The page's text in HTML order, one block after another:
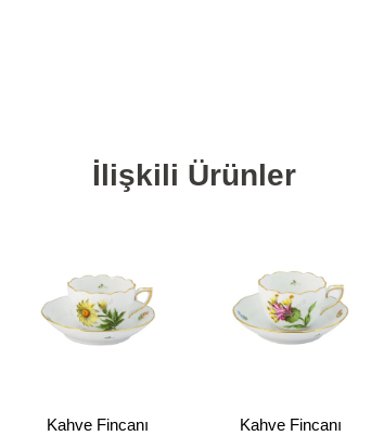
İlişkili Ürünler
Kahve Fincanı
Kahve Fincanı